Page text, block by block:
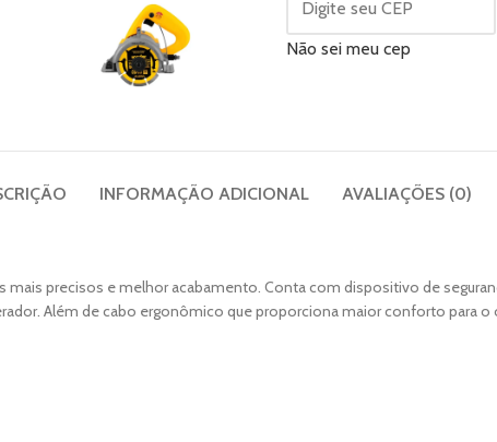
Não sei meu cep
INFORMAÇÃO ADICIONAL AVALIAÇÕES (0)
precisos e melhor acabamento. Conta com dispositivo de
Além de cabo ergonômico que proporciona maior conforto para o